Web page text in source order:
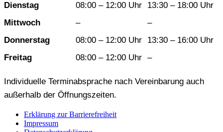
Dienstag
08:00 – 12:00 Uhr
13:30 – 18:00 Uhr
Mittwoch
–
–
Donnerstag
08:00 – 12:00 Uhr
13:30 – 16:00 Uhr
Freitag
08:00 – 12:00 Uhr –
Individuelle Terminabsprache nach Vereinbarung auch
außerhalb der Öffnungszeiten.
Erklärung zur Barrierefreiheit
Impressum